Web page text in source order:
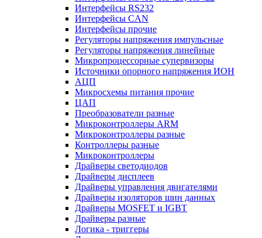
Интерфейсы RS232
Интерфейсы CAN
Интерфейсы прочие
Регуляторы напряжения импульсные
Регуляторы напряжения линейные
Микропроцессорные супервизоры
Источники опорного напряжения ИОН
АЦП
Микросхемы питания прочие
ЦАП
Преобразователи разные
Микроконтроллеры ARM
Микроконтроллеры разные
Контроллеры разные
Микроконтроллеры
Драйверы светодиодов
Драйверы дисплеев
Драйверы управления двигателями
Драйверы изоляторов шин данных
Драйверы MOSFET и IGBT
Драйверы разные
Логика - триггеры